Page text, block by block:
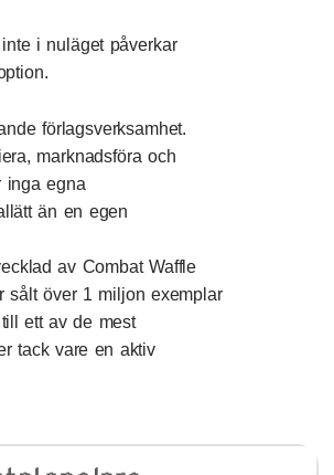
i nuläget påverkar
förlagsverksamhet.
marknadsföra och
inga egna
än en egen
av Combat Waffle
sålt över 1 miljon exemplar
ett av de mest
tack vare en aktiv